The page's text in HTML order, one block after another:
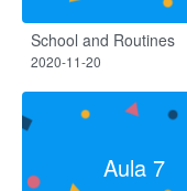
School and Routines
2020-11-20
Aula 7